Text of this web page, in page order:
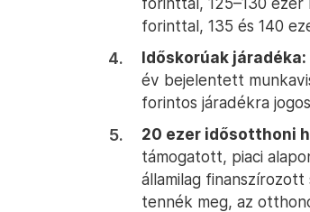
forinttal, 135 és 140
Időskorúak járadéka:
év bejelentett
forintos járadékra
20 ezer idősotthoni
támogatott, piaci
államilag
tennék meg, az